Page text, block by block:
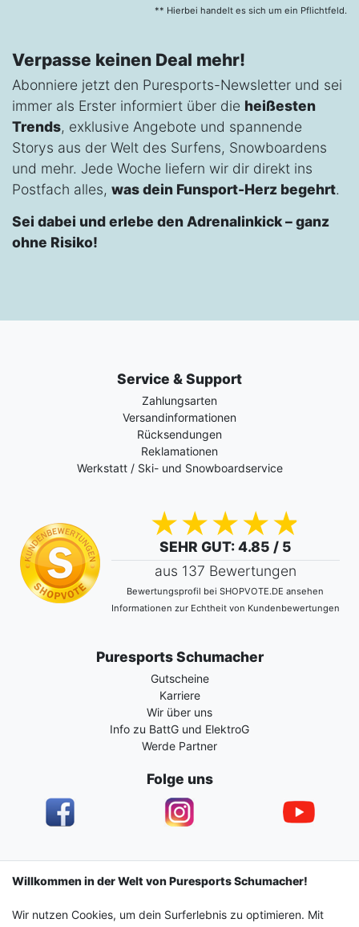
** Hierbei handelt es sich um ein Pflichtfeld.
Verpasse keinen Deal mehr!
Abonniere jetzt den Puresports-Newsletter und sei
immer als Erster informiert über die heißesten
Trends, exklusive Angebote und spannende
Storys aus der Welt des Surfens, Snowboardens
und mehr. Jede Woche liefern wir dir direkt ins
Postfach alles, was dein Funsport-Herz begehrt.
Sei dabei und erlebe den Adrenalinkick – ganz
ohne Risiko!
Service & Support
Zahlungsarten
Versandinformationen
Rücksendungen
Reklamationen
Werkstatt / Ski- und Snowboardservice
SEHR GUT: 4.85 / 5
aus 137 Bewertungen
Bewertungsprofil bei SHOPVOTE.DE ansehen
Informationen zur Echtheit von Kundenbewertungen
Puresports Schumacher
Gutscheine
Karriere
Wir über uns
Info zu BattG und ElektroG
Werde Partner
Folge uns
Impressum Daten­schutz­erklärung AGB
Willkommen in der Welt von Puresports Schumacher!
Wir nutzen Cookies, um dein Surferlebnis zu optimieren. Mit